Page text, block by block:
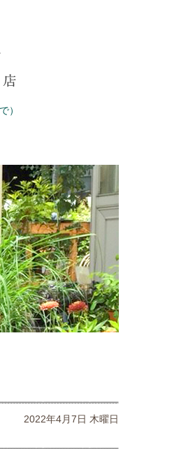
）
2022年4月7日 木曜日